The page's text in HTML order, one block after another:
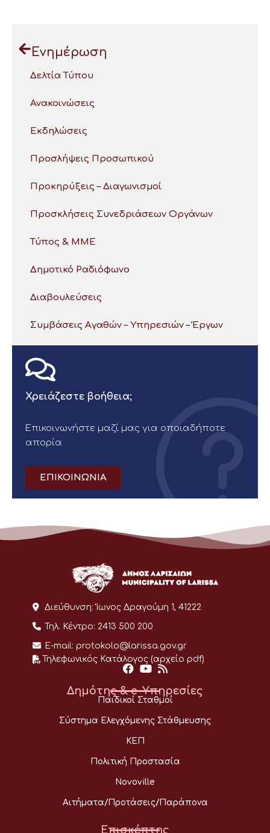
Ενημέρωση
Δελτία Τύπου
Ανακοινώσεις
Εκδηλώσεις
Προσλήψεις Προσωπικού
Προκηρύξεις – Διαγωνισμοί
Προσκλήσεις Συνεδριάσεων Οργάνων
Τύπος & ΜΜΕ
Δημοτικό Ραδιόφωνο
Διαβουλεύσεις
Συμβάσεις Αγαθών – Υπηρεσιών – Έργων
Χρειάζεστε βοήθεια;
Επικοινωνήστε μαζί μας για οποιαδήποτε
απορία
ΕΠΙΚΟΙΝΩΝΙΑ
Διεύθυνση: Ίωνος Δραγούμη 1, 41222
Τηλ. Κέντρο: 2413 500 200
E-mail: protokolo@larissa.gov.gr
Τηλεφωνικός Κατάλογος (αρχείο pdf)
Δημότης & e-Υπηρεσίες
Παιδικοί Σταθμοί
Σύστημα Ελεγχόμενης Στάθμευσης
ΚΕΠ
Πολιτική Προστασία
Novoville
Αιτήματα/Προτάσεις/Παράπονα
Επισκέπτης